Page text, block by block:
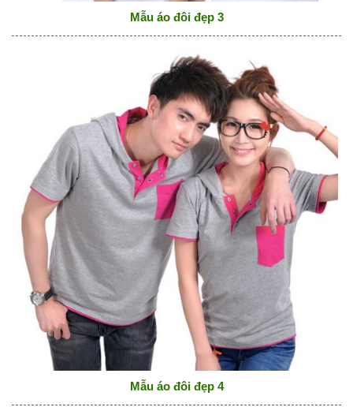
Mẫu áo đôi đẹp 3
Mẫu áo đôi đẹp 4